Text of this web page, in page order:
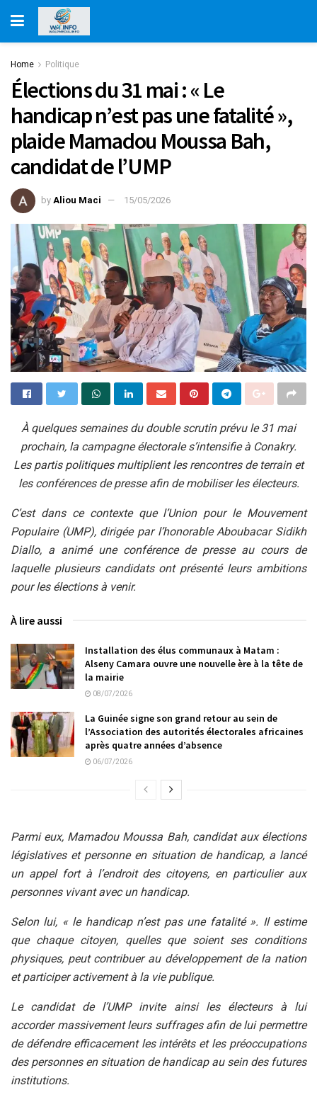
Home Politique
Élections du 31 mai : « Le
handicap n’est pas une fatalité »,
plaide Mamadou Moussa Bah,
candidat de l’UMP
by Aliou Maci 15/05/2026
À quelques semaines du double scrutin prévu le 31 mai
prochain, la campagne électorale s’intensifie à Conakry.
Les partis politiques multiplient les rencontres de terrain et
les conférences de presse afin de mobiliser les électeurs.
C’est dans ce contexte que l’Union pour le Mouvement
Populaire (UMP), dirigée par l’honorable Aboubacar Sidikh
Diallo, a animé une conférence de presse au cours de
laquelle plusieurs candidats ont présenté leurs ambitions
pour les élections à venir.
À lire aussi
Installation des élus communaux à Matam :
Alseny Camara ouvre une nouvelle ère à la tête de
la mairie
08/07/2026
La Guinée signe son grand retour au sein de
l’Association des autorités électorales africaines
après quatre années d’absence
06/07/2026
Parmi eux, Mamadou Moussa Bah, candidat aux élections
législatives et personne en situation de handicap, a lancé
un appel fort à l’endroit des citoyens, en particulier aux
personnes vivant avec un handicap.
Selon lui, « le handicap n’est pas une fatalité ». Il estime
que chaque citoyen, quelles que soient ses conditions
physiques, peut contribuer au développement de la nation
et participer activement à la vie publique.
Le candidat de l’UMP invite ainsi les électeurs à lui
accorder massivement leurs suffrages afin de lui permettre
de défendre efficacement les intérêts et les préoccupations
des personnes en situation de handicap au sein des futures
institutions.